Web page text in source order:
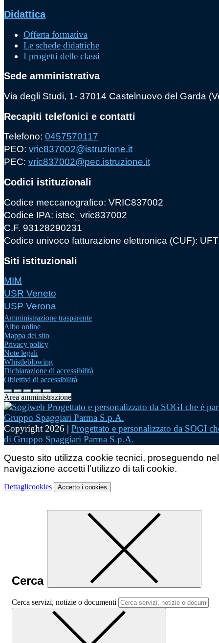
Didattica
Offerta formativa
Le schede didattiche
I progetti delle classi
Sede amministrativa
Via degli Studi, 1- 37014 Castelnuovo del Garda
Recapiti telefonici e contatti
Telefono: 0457570117
PEO: vric837002@istruzione.it
PEC: vric837002@pec.istruzione.it
Codici istituzionali
Codice meccanografico: VRIC837002
Codice IPA: istsc_vric837002
C.F. 93128290231
Codice univoco fatturazione elettronica (CUF):
Siti istituzionali
MIM
USR Veneto
USP Verona
Amministrazione trasparente
Albo online
Mappa del sito
Privacy policy
Note legali
Whistleblowing
Dichiarazione di accessibilità
Obiettivi di accessibilità
Area amministrazione
Copyright 2026 | Progettato e personalizzato da SOGI
di Gruppo Spaggiari Parma S.p.A.
Questo sito utilizza cookie tecnici, proseguendo
navigazione accetti l’utilizzo di tali cookie.
Dettaglicookies Accetto i cookies
Cerca
Cerca servizi, notizie o documenti